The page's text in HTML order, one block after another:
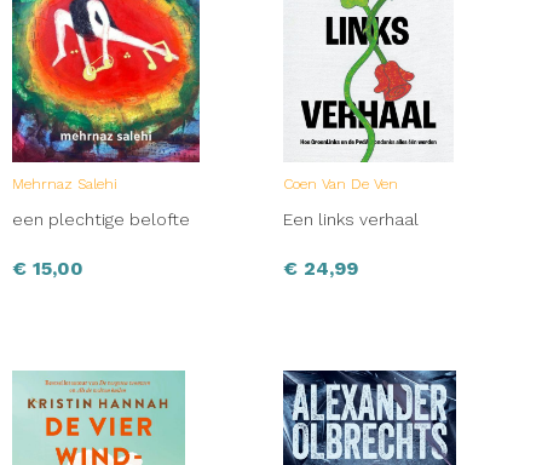
Mehrnaz Salehi
een plechtige belofte
€ 15,00
Coen Van De Ven
Een links verhaal
€ 24,99